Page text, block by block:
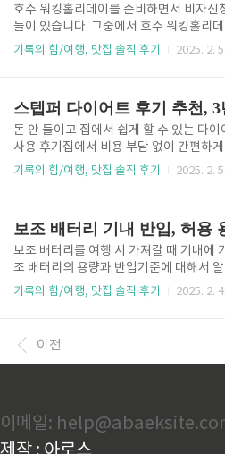
다. 하지만 대다수의 전자기기는 50Hz
할 필요는 없습니다. 👉 단, 전기포트나
물 끓이는 속도가 살짝 느려질 수 있어요.
호주 워킹홀리데이를 준비하면서 비자신
들이 있습니다. 그중에서 호주 워킹홀리
비용적인 면에서 가장 궁금할 거 같습니
워킹홀리데이보험, 신체비용검사 비등
산을 해보도록 하겠습니다. 출국 전 준비
알아보시기 바랍니다. 워홀 비자 및 건강
용 그럼 호주 워킹홀리데이를 처음 떠났
기록의 힘/여행, 맛집 솔직 후기 2025. 2.
돈 안 들이고 집에서 쉽게 할 수 있는 다이
사용 후기집에서 비용 부담 없이 간편하
할 수 있는 방법 중 하나가 바로 스텝퍼입
트를 실천 중이며 앞으로도 꾸준히 유지
키 156cm에 성인이 된 이후로 52~56kg
지해왔습니다. 하지만 2년 전 코로나로
주가 잦아지면서 처음으로 57kg을 기록하
다이어트가 시급하다고 느껴 스텝퍼를 적
다이어트 방법은 피하고 싶습니다. 하루
PT를 받거..
기록의 힘/여행, 맛집 솔직 후기 2025. 2.
보조 배터리 기내 반입, 허용
보조 배터리를 여행 시 가져갈 때 기내에
조 배터리의 용량과 반입기준에 대해서
기준 위탁수화물이 아닌 기내 휴대로 보
기 기준을 따르지만 공사 정책에 따라서
는 항공사 홈페이지를 통해서 확인이 필
기록의 힘/여행, 맛집 솔직 후기 2025. 2.
이전
이메일: